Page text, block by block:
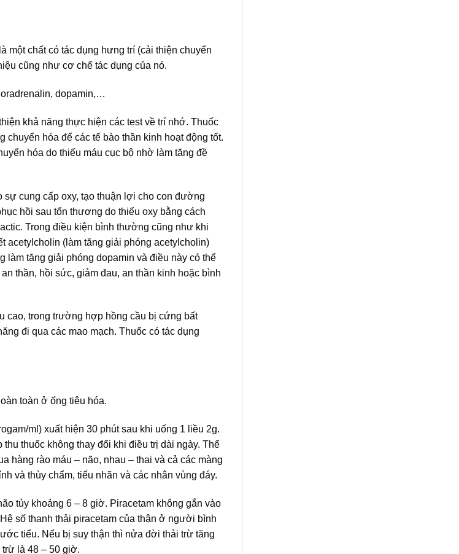
một chất có tác dụng hưng trí (cải thiện chuyển
cũng như cơ chế tác dụng của nó.
dopamin,…
khả năng thực hiện các test về trí nhớ. Thuốc
hóa để các tế bào thần kinh hoạt động tốt.
hóa do thiếu máu cục bộ nhờ làm tăng đề
sự cung cấp oxy, tạo thuận lợi cho con đường
hồi sau tổn thương do thiếu oxy bằng cách
Trong điều kiện bình thường cũng như khi
acetylcholin (làm tăng giải phóng acetylcholin)
làm tăng giải phóng dopamin và điều này có thể
thần, hồi sức, giảm đau, an thần kinh hoặc bình
cao, trong trường hợp hồng cầu bị cứng bất
đi qua các mao mạch. Thuốc có tác dụng
toàn ở ống tiêu hóa.
ml) xuất hiện 30 phút sau khi uống 1 liều 2g.
thuốc không thay đổi khi điều trị dài ngày. Thể
hàng rào máu – não, nhau – thai và cả các màng
và thùy chẩm, tiểu nhãn và các nhân vùng đáy.
tủy khoảng 6 – 8 giờ. Piracetam không gắn vào
số thanh thải piracetam của thận ở người bình
tiểu. Nếu bị suy thận thì nửa đời thải trừ tăng
là 48 – 50 giờ.